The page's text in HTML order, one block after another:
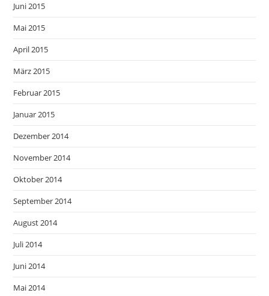
Juni 2015
Mai 2015
April 2015
März 2015
Februar 2015
Januar 2015
Dezember 2014
November 2014
Oktober 2014
September 2014
August 2014
Juli 2014
Juni 2014
Mai 2014